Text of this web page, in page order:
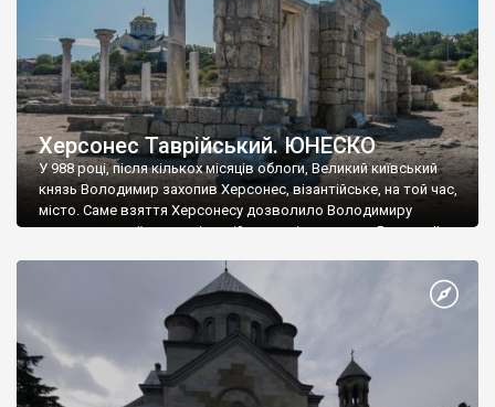
Херсонес Таврійський. ЮНЕСКО
У 988 році, після кількох місяців облоги, Великий київський
князь Володимир захопив Херсонес, візантійське, на той час,
місто. Саме взяття Херсонесу дозволило Володимиру
диктувати свої умови візантійському імператору Василю ІІ, та
Херсонесі Володимир-язичник, став Василем-християнином.
А потім було Хрещення Русі. На честь Херсонесу Таврійського